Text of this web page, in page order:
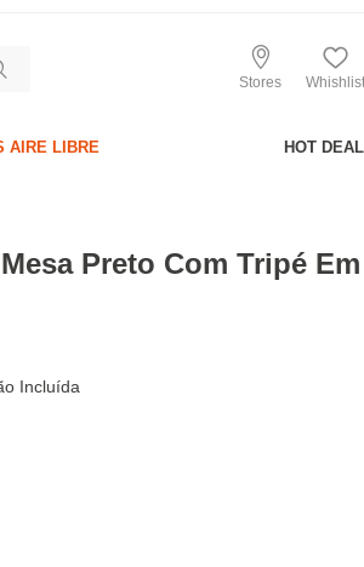
Stores Whishlist
AIRE LIBRE HOT
Preto Com Tripé
Incluída